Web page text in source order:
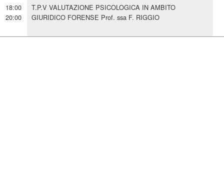
18:00
20:00
T.P.V VALUTAZIONE PSICOLOGICA IN AMBITO
GIURIDICO FORENSE Prof. ssa F. RIGGIO